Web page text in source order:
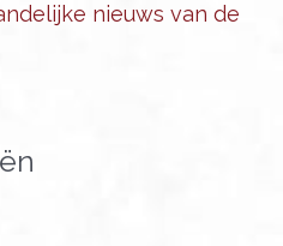
nieuws van de